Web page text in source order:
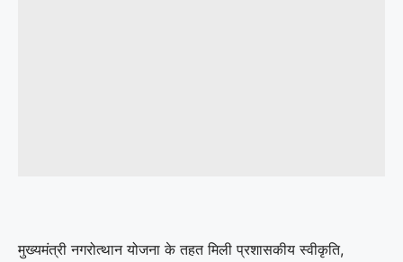
मुख्यमंत्री नगरोत्थान योजना के तहत मिली प्रशासकीय स्वीकृति,